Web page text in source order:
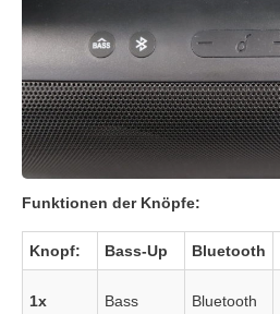
Funktionen der Knöpfe:
Knopf: Bass-Up Bluetooth
1x
Bass
Bluetooth